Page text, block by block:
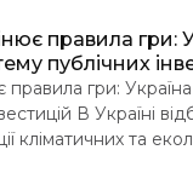
правила гри:
публічних
правила гри:
В Україні
кліматичних та